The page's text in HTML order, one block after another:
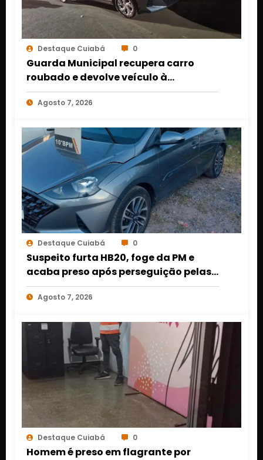
Destaque Cuiabá 0
Guarda Municipal recupera carro
roubado e devolve veículo à
proprietária em Várzea Grande
Agosto 7, 2026
Destaque Cuiabá 0
Suspeito furta HB20, foge da PM e
acaba preso após perseguição pelas
ruas de Cuiabá
Agosto 7, 2026
Destaque Cuiabá 0
Homem é preso em flagrante por